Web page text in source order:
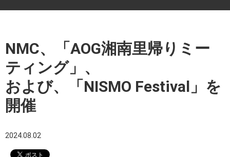
NMC、「AOG湘南里帰りミー
ティング」、
および、「NISMO Festival」を
開催
2024.08.02